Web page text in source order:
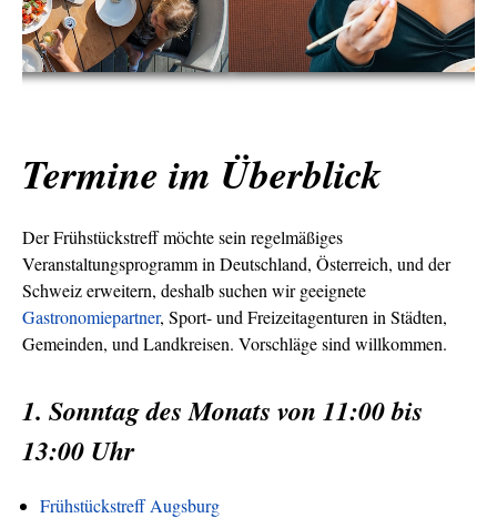
Termine im Überblick
Der Frühstückstreff möchte sein regelmäßiges
Veranstaltungsprogramm in Deutschland, Österreich, und der
Schweiz erweitern, deshalb suchen wir geeignete
Gastronomiepartner, Sport- und Freizeitagenturen in Städten,
Gemeinden, und Landkreisen. Vorschläge sind willkommen.
1. Sonntag des Monats von 11:00 bis
13:00 Uhr
Frühstückstreff Augsburg